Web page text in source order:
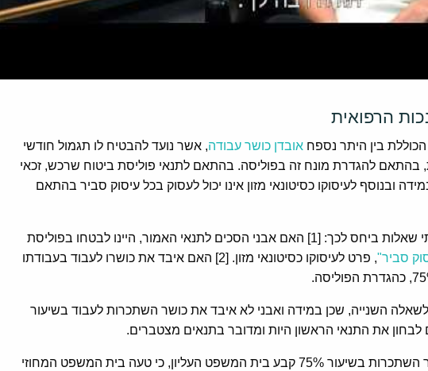
הרפואית
בין היתר נספח אובדן כושר עבודה, אשר נועד להבטיח לו תגמול חודשי
להגדרת מונח זה בפוליסה. בהתאם לתנאי פוליסת ביטוח שרכש, זכאי
ובנוסף לעיסוקו כסיטונאי מזון אינו יכול לעסוק בכל עיסוק סביר בהתאם
בפני בית המשפט העליון עמדו שתי שאלות ביחס לכך: [1] האם אבני הסכים לתנאי האמור, היינו לבטחו בפוליסת
סביר"
, פרט לעיסוקו כסיטונאי מזון. [2] האם איבד את כושרו לעבוד בעבודתו
השנייה, שכן במידה ואבני לא איבד את כושר השתכרות לעבוד בשיעור
לבחון את התנאי הראשון היות ומדובר בתנאים מצטברים.
בבחינת תנאי זה של דרגת אי כושר השתכרות בשיעור 75% קבע בית המשפט העליון, כי טעה בית המשפט המחוזי